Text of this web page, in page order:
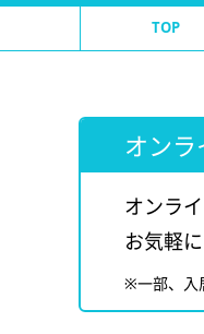
TOP
オン
オンラ
お気軽
※一部、入